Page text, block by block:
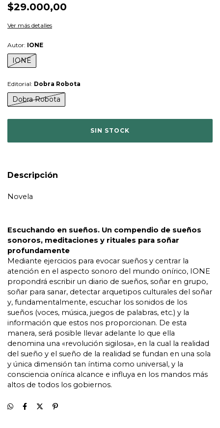
$29.000,00
Ver más detalles
Autor: IONE
IONE
Editorial: Dobra Robota
Dobra Robota
Descripción
Novela
Escuchando en sueños. Un compendio de sueños
sonoros, meditaciones y rituales para soñar
profundamente
Mediante ejercicios para evocar sueños y centrar la
atención en el aspecto sonoro del mundo onírico, IONE
propondrá escribir un diario de sueños, soñar en grupo,
soñar para sanar, detectar arquetipos culturales del soñar
y, fundamentalmente, escuchar los sonidos de los
sueños (voces, música, juegos de palabras, etc.) y la
información que estos nos proporcionan. De esta
manera, será posible llevar adelante lo que ella
denomina una «revolución sigilosa», en la cual la realidad
del sueño y el sueño de la realidad se fundan en una sola
y única dimensión tan íntima como universal, y la
consciencia onírica alcance e influya en los mandos más
altos de todos los gobiernos.